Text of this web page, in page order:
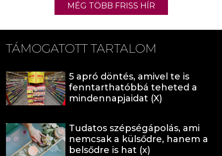
MÉG TÖBB FRISS HÍR
TÁMOGATOTT TARTALOM
5 apró döntés, amivel te is
fenntarthatóbbá teheted a
mindennapjaidat (X)
Tudatos szépségápolás, ami
nemcsak a külsődre, hanem a
belsődre is hat (x)